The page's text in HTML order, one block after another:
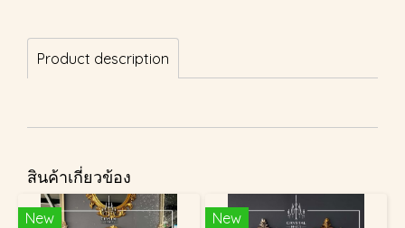
Product description
สินค้าเกี่ยวข้อง
New New